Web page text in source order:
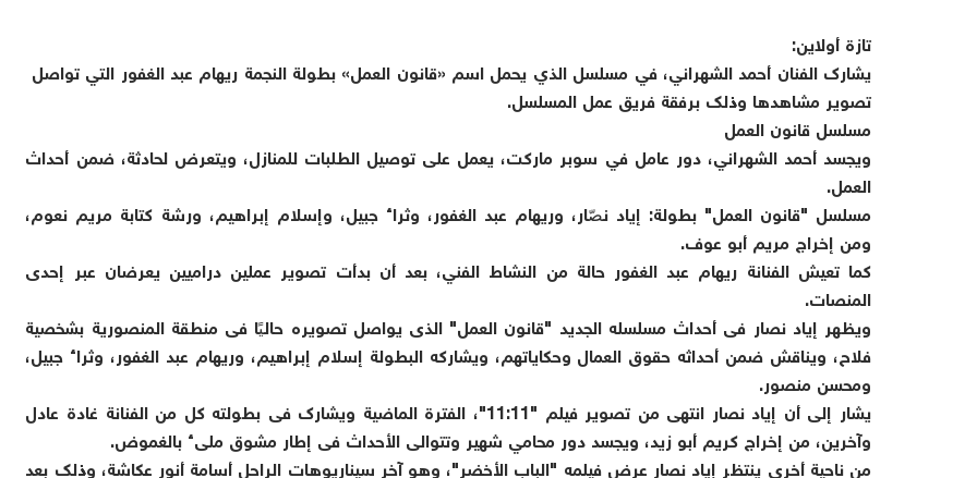
تازة أولاين:
يشارك الفنان أحمد الشهراني، في مسلسل الذي يحمل اسم «قانون العمل» بطولة النجمة ريهام عبد الغفور التي تواصل
تصوير مشاهدها وذلك برفقة فريق عمل المسلسل.
مسلسل قانون العمل
ويجسد أحمد الشهراني، دور عامل في سوبر ماركت، يعمل على توصيل الطلبات للمنازل، ويتعرض لحادثة، ضمن أحداث
العمل.
مسلسل "قانون العمل" بطولة: إياد نصّار، وريهام عبد الغفور، وثراء جبيل، وإسلام إبراهيم، ورشة كتابة مريم نعوم،
ومن إخراج مريم أبو عوف.
كما تعيش الفنانة ريهام عبد الغفور حالة من النشاط الفني، بعد أن بدأت تصوير عملين دراميين يعرضان عبر إحدى
المنصات.
ويظهر إياد نصار فى أحداث مسلسله الجديد "قانون العمل" الذى يواصل تصويره حاليًا فى منطقة المنصورية بشخصية
فلاح، ويناقش ضمن أحداثه حقوق العمال وحكاياتهم، ويشاركه البطولة إسلام إبراهيم، وريهام عبد الغفور، وثراء جبيل،
ومحسن منصور.
يشار إلى أن إياد نصار انتهى من تصوير فيلم "11:11"، الفترة الماضية ويشارك فى بطولته كل من الفنانة غادة عادل
وآخرين، من إخراج كريم أبو زيد، ويجسد دور محامي شهير وتتوالى الأحداث فى إطار مشوق ملىء بالغموض.
من ناحية أخرى ينتظر إياد نصار عرض فيلمه "الباب الأخضر"، وهو آخر سيناريوهات الراحل أسامة أنور عكاشة، وذلك بعد